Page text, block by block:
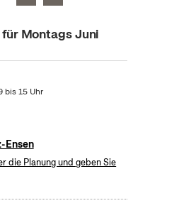
Montags Juni
bis 15 Uhr
Ensen
die Planung und geben Sie